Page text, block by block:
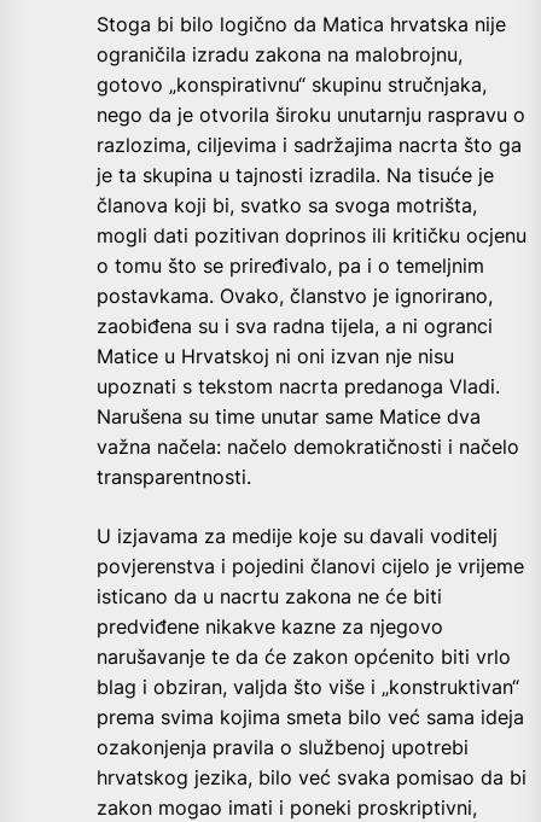
Stoga bi bilo logično da Matica hrvatska nije
ograničila izradu zakona na malobrojnu,
gotovo „konspirativnu“ skupinu stručnjaka,
nego da je otvorila široku unutarnju raspravu o
razlozima, ciljevima i sadržajima nacrta što ga
je ta skupina u tajnosti izradila. Na tisuće je
članova koji bi, svatko sa svoga motrišta,
mogli dati pozitivan doprinos ili kritičku ocjenu
o tomu što se priređivalo, pa i o temeljnim
postavkama. Ovako, članstvo je ignorirano,
zaobiđena su i sva radna tijela, a ni ogranci
Matice u Hrvatskoj ni oni izvan nje nisu
upoznati s tekstom nacrta predanoga Vladi.
Narušena su time unutar same Matice dva
važna načela: načelo demokratičnosti i načelo
transparentnosti.
U izjavama za medije koje su davali voditelj
povjerenstva i pojedini članovi cijelo je vrijeme
isticano da u nacrtu zakona ne će biti
predviđene nikakve kazne za njegovo
narušavanje te da će zakon općenito biti vrlo
blag i obziran, valjda što više i „konstruktivan“
prema svima kojima smeta bilo već sama ideja
ozakonjenja pravila o službenoj upotrebi
hrvatskog jezika, bilo već svaka pomisao da bi
zakon mogao imati i poneki proskriptivni,